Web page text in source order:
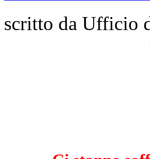
scritto da Ufficio